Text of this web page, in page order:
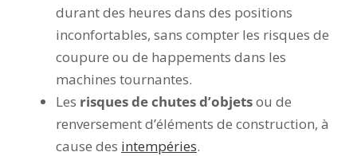
durant des heures dans des positions
inconfortables, sans compter les risques de
coupure ou de happements dans les
machines tournantes.
Les risques de chutes d’objetsou de
renversement d’éléments de construction, à
cause des intempéries.